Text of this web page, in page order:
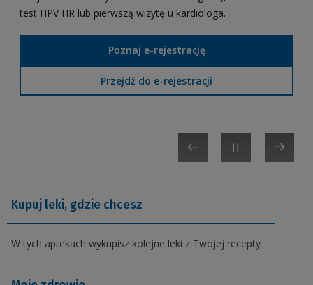
swoim, swoich dzieci lub osoby, która Cię do tego
Zaloguj się
Dowiedz się więcej
test HPV HR lub pierwszą wizytę u kardiologa.
Poznaj e-rejestrację
Przejdź do e-rejestracji
Znajdziesz tu m.in. aktualne dane o nowotworach i
Przejdź do portalu
Kupuj leki, gdzie chcesz
W tych aptekach wykupisz kolejne leki z Twojej recepty